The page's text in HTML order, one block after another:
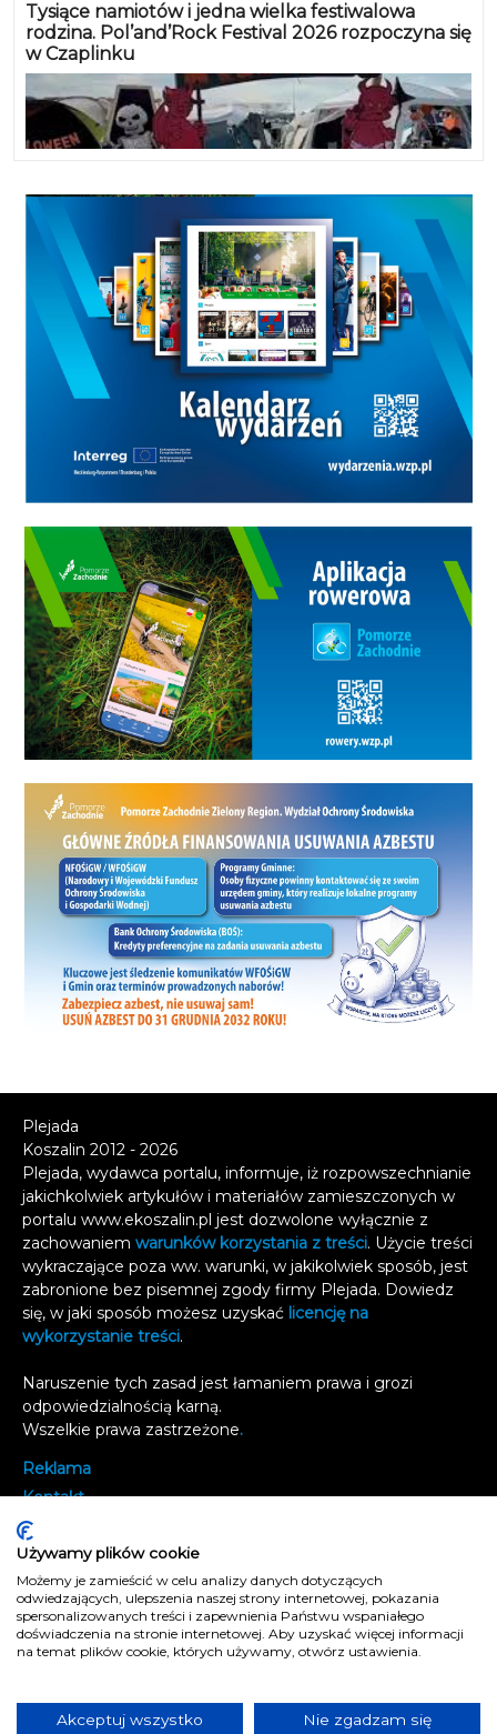
Tysiące namiotów i jedna wielka festiwalowa
rodzina. Pol’and’Rock Festival 2026 rozpoczyna się
w Czaplinku
Plejada
Koszalin 2012 - 2026
Plejada, wydawca portalu, informuje, iż rozpowszechnianie
jakichkolwiek artykułów i materiałów zamieszczonych w
portalu www.ekoszalin.pl jest dozwolone wyłącznie z
zachowaniem warunków korzystania z treści. Użycie treści
wykraczające poza ww. warunki, w jakikolwiek sposób, jest
zabronione bez pisemnej zgody firmy Plejada. Dowiedz
się, w jaki sposób możesz uzyskać licencję na
wykorzystanie treści.
Naruszenie tych zasad jest łamaniem prawa i grozi
odpowiedzialnością karną.
Wszelkie prawa zastrzeżone.
Reklama
Kontakt
Polityka prywatności
ekoszalin.pl
Używamy plików cookie
Możemy je zamieścić w celu analizy danych dotyczących
odwiedzających, ulepszenia naszej strony internetowej, pokazania
spersonalizowanych treści i zapewnienia Państwu wspaniałego
doświadczenia na stronie internetowej. Aby uzyskać więcej informacji
na temat plików cookie, których używamy, otwórz ustawienia.
Akceptuj wszystko Nie zgadzam się